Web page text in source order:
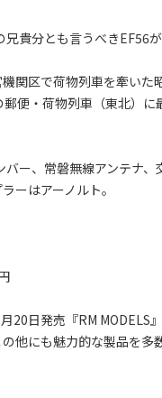
貴分とも言うべきEF56が
関区で荷物列車を牽いた
便・荷物列車（東北）に
ー、常磐無線アンテナ、
ーはアーノルト。
20日発売『RM MODELS
他にも魅力的な製品を多